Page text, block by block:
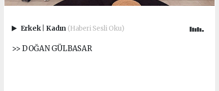
Erkek Kadın (Haberi Sesli Oku)
>> DOĞAN GÜLBASAR